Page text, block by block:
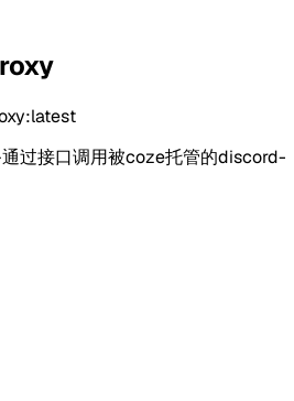
过接口调用被coze托管的discord-